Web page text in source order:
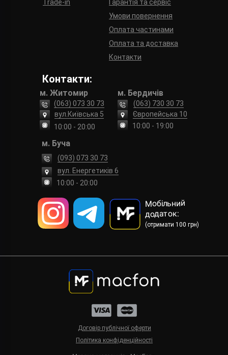
Trade-in
Гарантія та сервіс
Умови повернення
Оплата та доставка
Оплата частинами
Контакти
Контакти:
м. Житомир
вул.Київська 5
10:00 - 20:00
(063) 073 30 73
м. Бердичів
Європейська 10
10:00 - 19:00
(063) 730 30 73
Мобільний
додаток:
(отримати 100 грн)
Політика конфіденційності
Договір публічної оферти
м. Буча
вул. Енергетиків 6
(093) 073 30 73
10:00 - 20:00